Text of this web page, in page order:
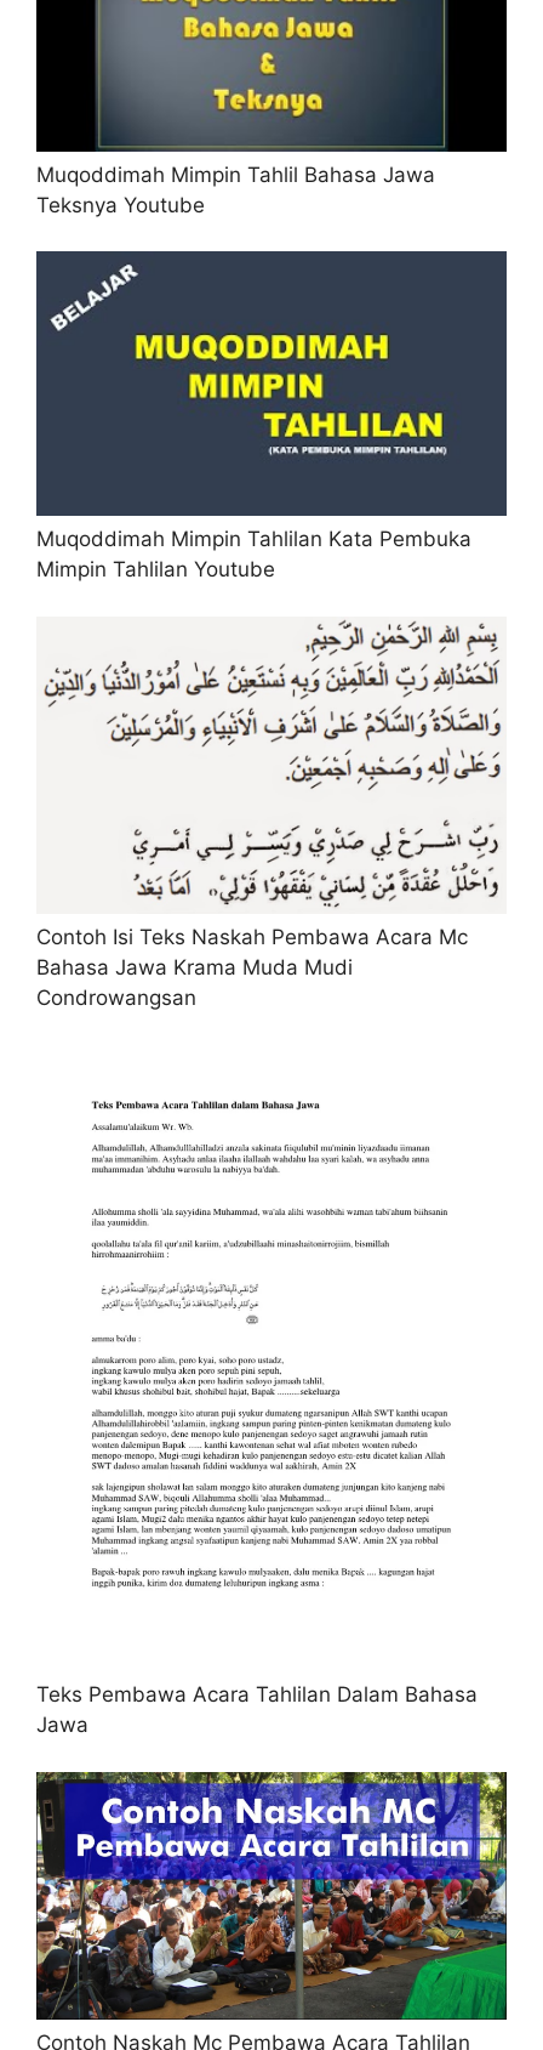
Muqoddimah Mimpin Tahlil Bahasa Jawa
Teksnya Youtube
Muqoddimah Mimpin Tahlilan Kata Pembuka
Mimpin Tahlilan Youtube
Contoh Isi Teks Naskah Pembawa Acara Mc
Bahasa Jawa Krama Muda Mudi
Condrowangsan
Teks Pembawa Acara Tahlilan Dalam Bahasa
Jawa
Contoh Naskah Mc Pembawa Acara Tahlilan